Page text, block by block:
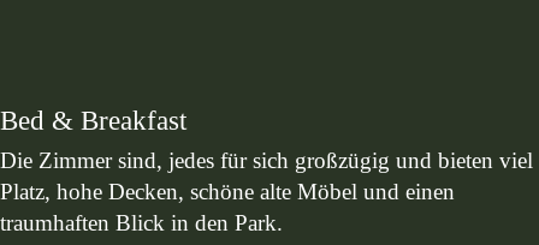
Bed & Breakfast
Die Zimmer sind, jedes für sich großzügig und bieten viel
Platz, hohe Decken, schöne alte Möbel und einen
traumhaften Blick in den Park.